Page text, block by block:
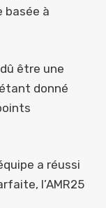
basée à
être une
donné
a réussi
l’AMR25